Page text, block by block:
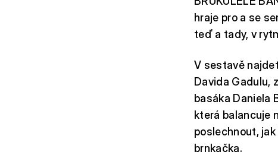
hraje pro a se
teď a tady, v
V sestavě
Davida Gadulu,
basáka Daniela
která balancuje
poslechnout,
brnkačka.